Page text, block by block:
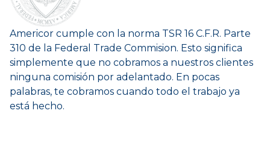
Americor cumple con la norma TSR 16 C.F.R. Parte
310 de la Federal Trade Commision. Esto significa
simplemente que no cobramos a nuestros clientes
ninguna comisión por adelantado. En pocas
palabras, te cobramos cuando todo el trabajo ya
está hecho.